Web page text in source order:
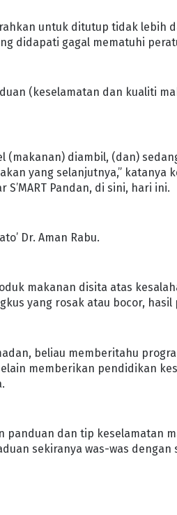
untuk ditutup tidak lebih
didapati gagal mematuhi
(keselamatan dan kualiti
diambil, (dan)
yang selanjutnya,” katanya
Pandan, di sini, hari ini.
Dr. Aman Rabu.
makanan disita atas
yang rosak atau bocor, hasil
beliau memberitahu
memberikan pendidikan
dan tip keselamatan
sekiranya was-was